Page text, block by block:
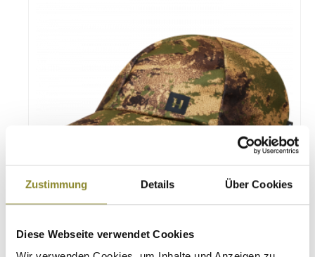
Zustimmung Details Über Cookies
Diese Webseite verwendet Cookies
Härkila Cap DEER STALKER CAMO HWS - Axis MSP